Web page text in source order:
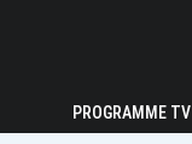
PROGRAMME TV